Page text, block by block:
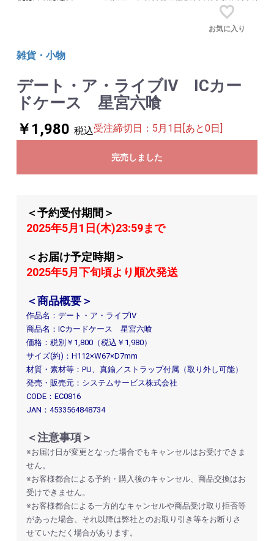
お気に入り
雑貨・小物
デート・ア・ライブⅣ ICカー
ドケース 星宮六喰
￥1,980 税込受注締切日：5月1日[あと0日]
完売しました
＜予約受付期間＞
2025年5月1日(木)23:59まで
＜お届け予定時期＞
2025年5月下旬頃より順次発送
＜商品概要＞
作品名：デート・ア・ライブⅣ
商品名：ICカードケース 星宮六喰
価格：税別￥1,800（税込￥1,980）
サイズ(約)：H112×W67×D7mm
材質・素材等：PU、真鍮／ストラップ付属（取り外し可能）
発売・販売元：システムサービス株式会社
CODE：EC0816
JAN：4533564848734
＜注意事項＞
※お届け日が変更となった場合でもキャンセルはお受けできま
せん。
※お客様都合による予約・購入後のキャンセル、商品交換はお
受けできません。
※お客様都合による一方的なキャンセルや商品受け取り拒否等
があった場合、それ以降は弊社とのお取り引き等をお断りさ
せていただく場合があります。